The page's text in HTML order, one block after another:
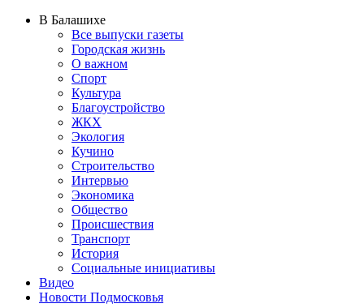
В Балашихе
Все выпуски газеты
Городская жизнь
О важном
Спорт
Культура
Благоустройство
ЖКХ
Экология
Кучино
Строительство
Интервью
Экономика
Общество
Происшествия
Транспорт
История
Социальные инициативы
Видео
Новости Подмосковья